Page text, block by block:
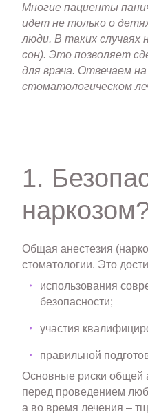
Многие пациенты
идет не только о
люди. В таких
сон). Это позволяет
для врача. Отвечаем
стоматологическом
1.
Общая анестезия
стоматологии. Это
использования
безопасности;
участия
правильной
Основные риски общей
перед проведением
а во время лечения –